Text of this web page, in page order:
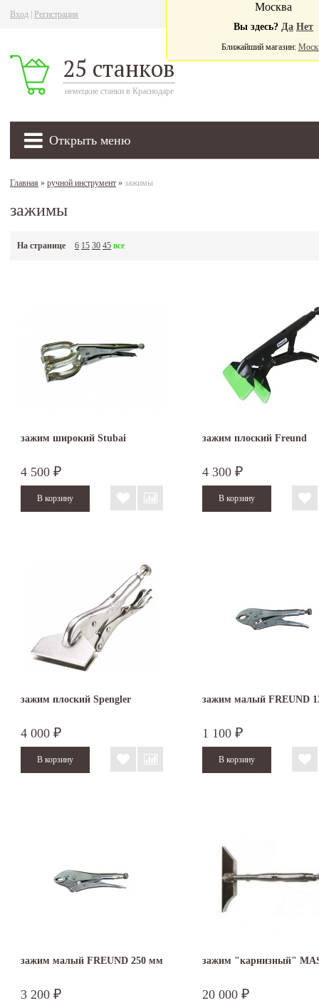
Вход Регистрация
25 станков
немецкие станки в Краснодаре
Открыть меню
Москва
Вы здесь? Да Нет
Ближайший магазин:
Главная » ручной инструмент » зажимы
зажимы
На странице 6 15 30 45 все
зажим широкий Stubai
4 500 ₽
зажим плоский Freund
4 300 ₽
зажим плоский Spengler
4 000 ₽
зажим малый FREUND
1 100 ₽
зажим малый FREUND 250 мм
3 200 ₽
зажим "карнизный"
20 000 ₽